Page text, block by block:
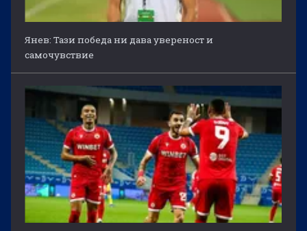
Янев: Тази победа ни дава увереност и
самочувствие